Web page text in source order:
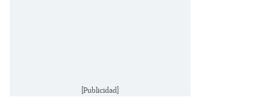
[Publicidad]